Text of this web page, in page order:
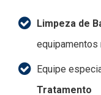
Limpeza de
equipamentos
Equipe
Tratamento